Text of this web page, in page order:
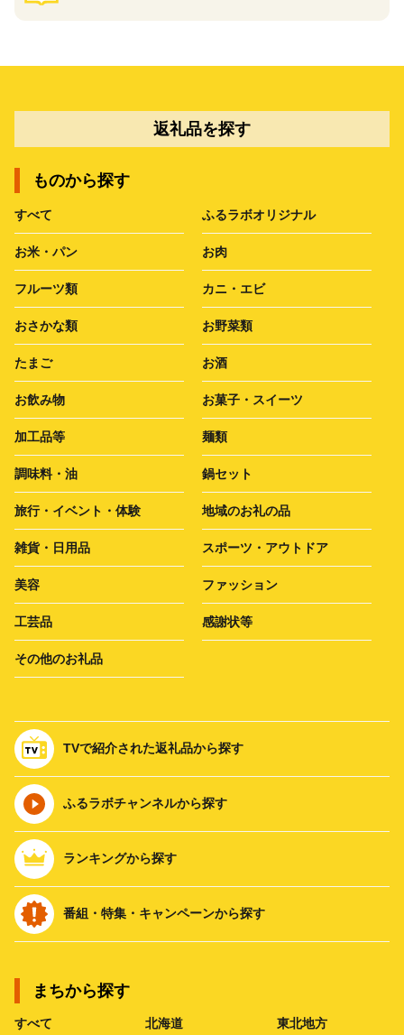
返礼品を探す
ものから探す
すべて ふるラボオリジナル
お米・パン お肉
フルーツ類 カニ・エビ
おさかな類 お野菜類
たまご お酒
お飲み物 お菓子・スイーツ
加工品等 麺類
調味料・油 鍋セット
旅行・イベント・体験 地域のお礼の品
雑貨・日用品 スポーツ・アウトドア
美容 ファッション
工芸品 感謝状等
その他のお礼品
TVで紹介された返礼品から探す
ふるラボチャンネルから探す
ランキングから探す
番組・特集・キャンペーンから探す
まちから探す
すべて 北海道 東北地方